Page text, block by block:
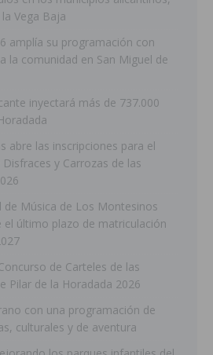
Vega Baja
amplía su programación con
la comunidad en San Miguel de
inyectará más de 737.000
abre las inscripciones para el
y Carrozas de las
de Música de Los Montesinos
el último plazo de matriculación
de Carteles de las
Pilar de la Horadada 2026
con una programación de
culturales y de aventura